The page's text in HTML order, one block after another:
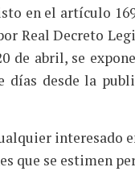
en el artículo
Real Decreto
de abril, se
desde la
interesado
que se estimen